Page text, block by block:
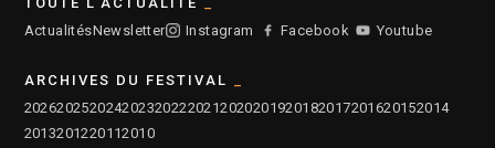
ActualitésNewsletter Instagram Facebook Youtube
ARCHIVES DU FESTIVAL
2026202520242023202220212020201920182017201620152014
2013201220112010